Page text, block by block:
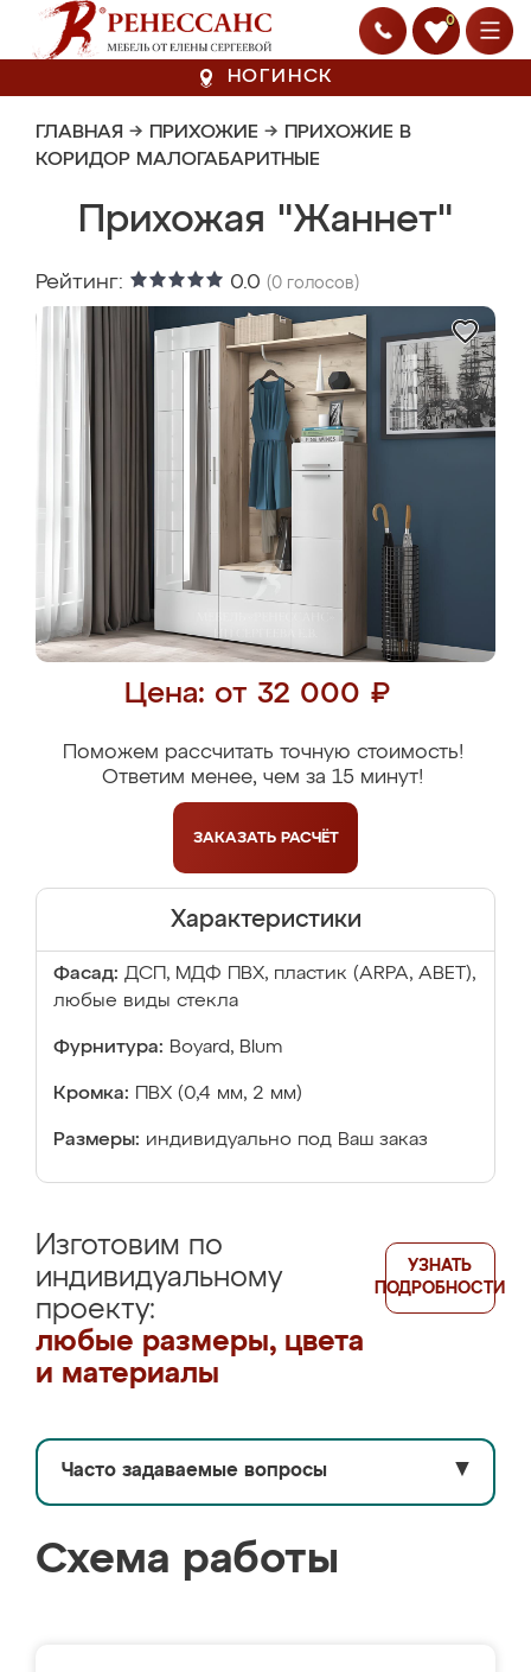
0
НОГИНСК
ГЛАВНАЯ → ПРИХОЖИЕ → ПРИХОЖИЕ В
КОРИДОР МАЛОГАБАРИТНЫЕ
Прихожая "Жаннет"
Рейтинг: 0.0 (0 голосов)
Цена: от 32 000 ₽
Поможем рассчитать точную стоимость!
Ответим менее, чем за 15 минут!
ЗАКАЗАТЬ РАСЧЁТ
Характеристики
Фасад: ДСП, МДФ ПВХ, пластик (ARPA, ABET),
любые виды стекла
Фурнитура: Boyard, Blum
Кромка: ПВХ (0,4 мм, 2 мм)
Размеры: индивидуально под Ваш заказ
Изготовим по
индивидуальному
проекту:
любые размеры, цвета
и материалы
УЗНАТЬ
ПОДРОБНОСТИ
Часто задаваемые вопросы ▼
Схема работы